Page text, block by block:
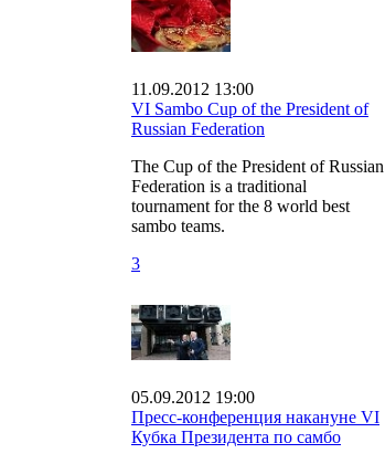
11.09.2012 13:00
VI Sambo Cup of the President of
Russian Federation
The Cup of the President of Russian
Federation is a traditional
tournament for the 8 world best
sambo teams.
3
05.09.2012 19:00
Пресс-конференция накануне VI
Кубка Президента по самбо